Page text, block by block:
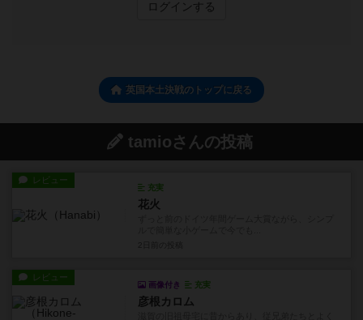
ログインする
英国本土決戦のトップに戻る
tamioさんの投稿
レビュー
充実
花火
レビュー
画像付き 充実
彦根カロム